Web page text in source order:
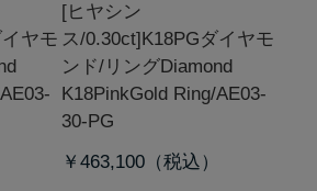
ヤモ
[ヒヤシン
ス/0.30ct]K18PGダイヤモ
ンド/リングDiamond
K18PinkGold Ring/AE03-
30-PG
￥463,100